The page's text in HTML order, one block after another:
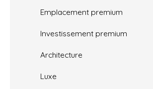
Emplacement premium
Investissement premium
Architecture
Luxe